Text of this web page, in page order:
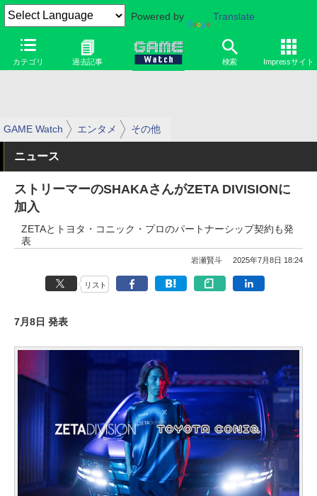
Powered by Translate
カテゴリ 過去記事 検索 Impressサイト
GAME Watch エンタメ その他
ニュース
ストリーマーのSHAKAさんがZETA DIVISIONに
加入
ZETAとトヨタ・コニック・プロのパートナーシップ契約も発
表
岩瀬賢斗 2025年7月8日 18:24
リスト
7月8日 発表